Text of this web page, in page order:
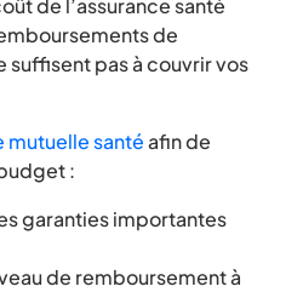
de l’assurance santé
de
suffisent pas à couvrir vos
mutuelle santéafin de
:
garanties importantes
de remboursement à